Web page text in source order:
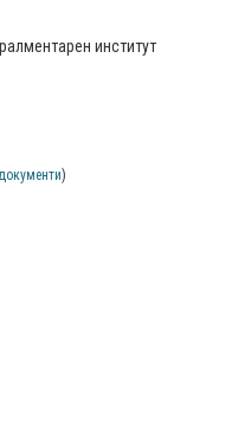
институт
)